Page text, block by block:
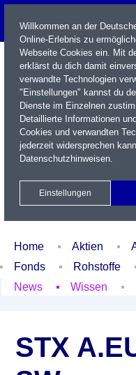
Name / WKN / ISIN / Kürzel
Xetra Realtime
Home Aktien
Fonds
Rohstoffe
News
Wissen
STX
Willkommen an der
Online-Erlebnis zu
Webseite Cookies ein. Mit
erklärst du dich damit
verwandte Technologien
"Einstellungen" kannst du
Dienste im Einzelnen
Detaillierte Informationen
Cookies und verwandten
jederzeit widersprechen
Datenschutzhinweisen.
Einstellungen